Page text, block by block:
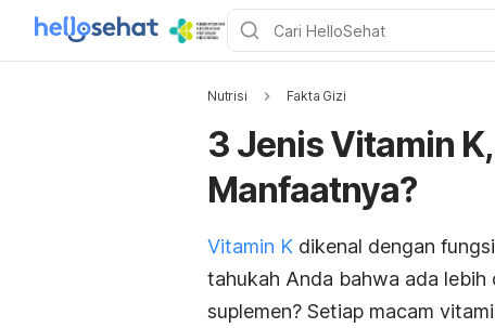
Nutrisi Fakta Gizi
3 Jenis Vitamin
Manfaatnya?
Vitamin K dikenal dengan
tahukah Anda bahwa ada lebih
suplemen? Setiap macam